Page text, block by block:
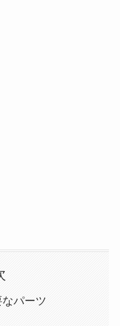
パーツ